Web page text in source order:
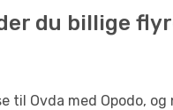
du billige
til Ovda med Opodo, og